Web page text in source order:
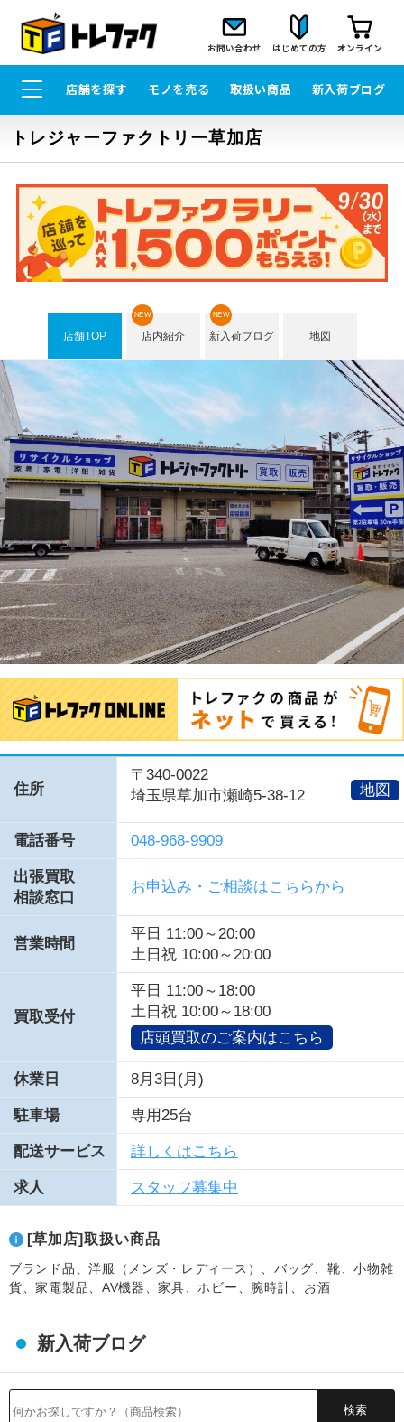
お問い合わせ はじめての方 オンライン
店舗を探す モノを売る 取扱い商品 新入荷ブログ
トレジャーファクトリー草加店
店舗TOP 店内紹介
NEW
新入荷ブログ
NEW
地図
住所
〒340-0022
埼玉県草加市瀬崎5-38-12
地図
電話番号 048-968-9909
出張買取
相談窓口
お申込み・ご相談はこちらから
営業時間
平日 11:00～20:00
土日祝 10:00～20:00
買取受付
平日 11:00～18:00
土日祝 10:00～18:00
店頭買取のご案内はこちら
休業日 8月3日(月)
駐車場 専用25台
配送サービス 詳しくはこちら
求人 スタッフ募集中
[草加店]取扱い商品
ブランド品、洋服（メンズ・レディース）、バッグ、靴、小物雑
貨、家電製品、AV機器、家具、ホビー、腕時計、お酒
新入荷ブログ
検索